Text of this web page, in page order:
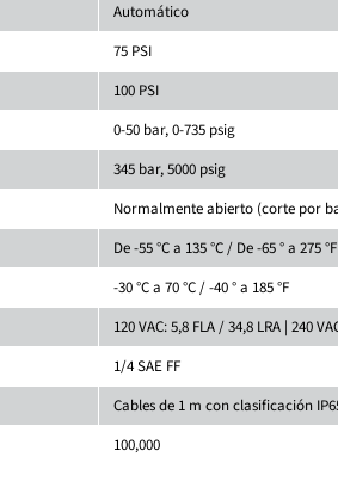
Automático
75 PSI
100 PSI
0-50 bar, 0-735 psig
345 bar, 5000 psig
Normalmente abierto (corte por
De -55 °C a 135 °C / De -65 ° a 275 °F
-30 °C a 70 °C / -40 ° a 185 °F
120 VAC: 5,8 FLA / 34,8 LRA | 240
1/4 SAE FF
Cables de 1 m con clasificación
100,000